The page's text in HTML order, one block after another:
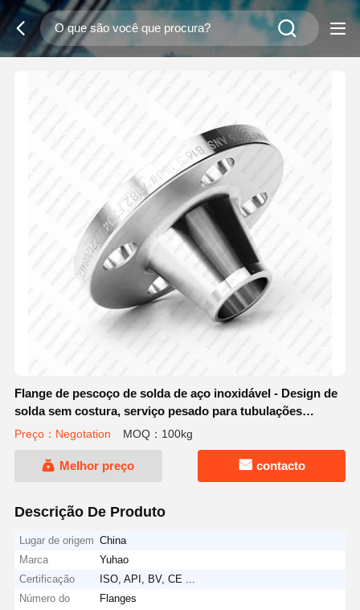
Flange de pescoço de solda de aço inoxidável - Design de
solda sem costura, serviço pesado para tubulações
industriais críticas
Preço：Negotation MOQ：100kg
Melhor preço contacto
Descrição De Produto
Lugar de origem China
Marca
Yuhao
Certificação
ISO, API, BV, CE ...
Número do
Flanges